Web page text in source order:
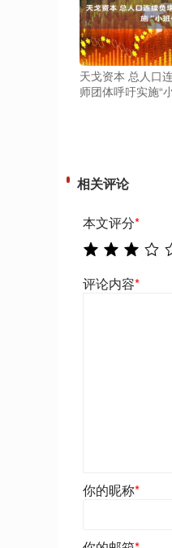
天戈资本 总人口
师团体呼吁实施“
相关评论
本文评分*
评论内容*
你的昵称*